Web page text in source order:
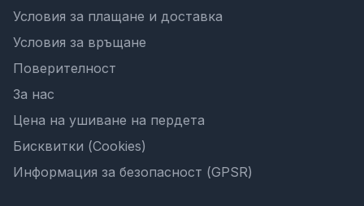
Условия за плащане и доставка
Условия за връщане
Поверителност
За нас
Цена на ушиване на пердета
Бисквитки (Cookies)
Информация за безопасност (GPSR)